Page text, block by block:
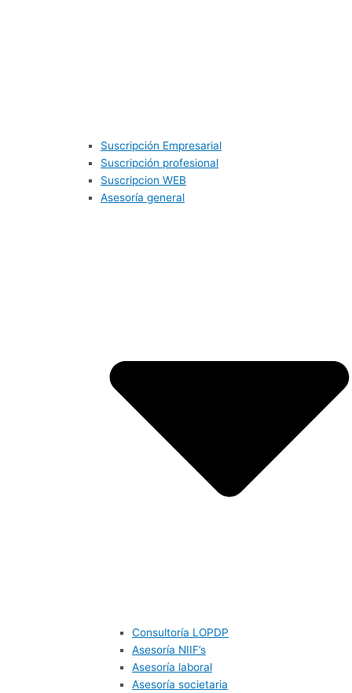
Suscripción Empresarial
Suscripción profesional
Suscripcion WEB
Asesoría general
Consultoría LOPDP
Asesoría NIIF’s
Asesoría laboral
Asesoría societaria